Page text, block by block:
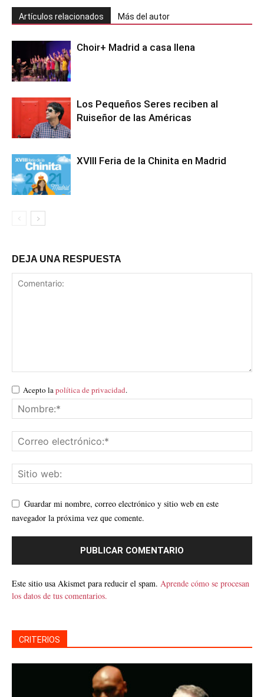
Artículos relacionados Más del autor
Choir+ Madrid a casa llena
Los Pequeños Seres reciben al
Ruiseñor de las Américas
XVIII Feria de la Chinita en Madrid
DEJA UNA RESPUESTA
Acepto lapolítica de privacidad.
Guardar mi nombre, correo electrónico y sitio web en este
navegador la próxima vez que comente.
Este sitio usa Akismet para reducir el spam. Aprende cómo se procesan
los datos de tus comentarios.
CRITERIOS